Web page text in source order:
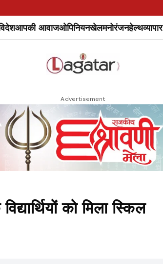
आपकी आवाजओपिनियनखेलमनोरंजनहेल्थव्यापार
Advertisement
को मिला स्किल